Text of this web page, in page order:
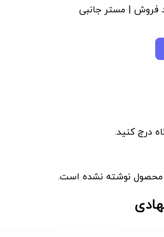
فروش | مستر جانبی
درج کنید.
محصول نوشته نشده است.